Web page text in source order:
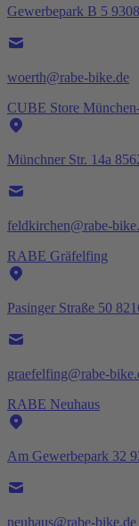
Gewerbepark B 5
woerth@rabe-bike.de
CUBE Store
Münchner Str. 14a
feldkirchen@rabe-
RABE Gräfelfing
Pasinger Straße 50
graefelfing@rabe-
RABE Neuhaus
Am Gewerbepark 32
neuhaus@rabe-bike.de